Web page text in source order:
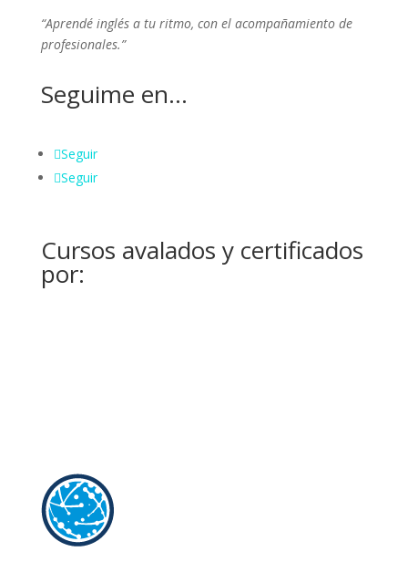
“Aprendé inglés a tu ritmo, con el acompañamiento de
profesionales.”
Seguime en...
Seguir
Seguir
Cursos avalados y certificados
por: